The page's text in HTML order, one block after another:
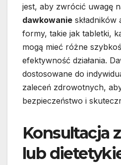
jest, aby zwrócić uwagę
dawkowanie
formy, takie jak tabletki,
mogą mieć różne
efektywność działania.
dostosowane do
zaleceń zdrowotnych,
bezpieczeństwo i
Konsultacja
lub